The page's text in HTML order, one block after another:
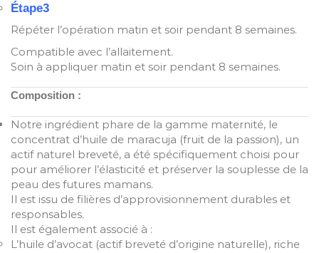
Étape3
Répéter l’opération matin et soir pendant 8 semaines.
Compatible avec l’allaitement.
Soin à appliquer matin et soir pendant 8 semaines.
Composition :
Notre ingrédient phare de la gamme maternité, le
concentrat d’huile de maracuja (fruit de la passion), un
actif naturel breveté, a été spécifiquement choisi pour
pour améliorer l’élasticité et préserver la souplesse de la
peau des futures mamans.
Il est issu de filières d’approvisionnement durables et
responsables.
Il est également associé à :
L’huile d’avocat (actif breveté d’origine naturelle), riche